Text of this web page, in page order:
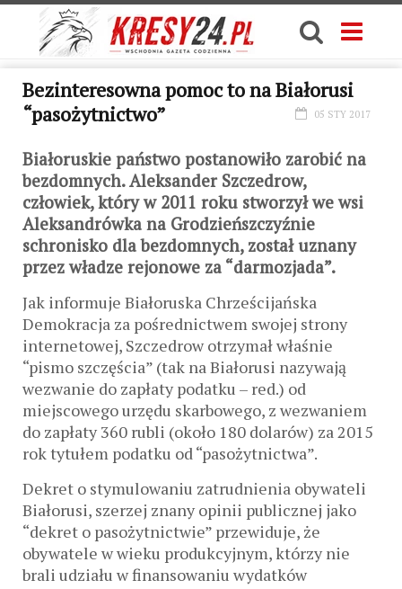
Bezinteresowna pomoc to na Białorusi
“pasożytnictwo”
05 STY 2017
Białoruskie państwo postanowiło zarobić na
bezdomnych. Aleksander Szczedrow,
człowiek, który w 2011 roku stworzył we wsi
Aleksandrówka na Grodzieńszczyźnie
schronisko dla bezdomnych, został uznany
przez władze rejonowe za “darmozjada”.
Jak informuje Białoruska Chrześcijańska
Demokracja za pośrednictwem swojej strony
internetowej, Szczedrow otrzymał właśnie
“pismo szczęścia” (tak na Białorusi nazywają
wezwanie do zapłaty podatku – red.) od
miejscowego urzędu skarbowego, z wezwaniem
do zapłaty 360 rubli (około 180 dolarów) za 2015
rok tytułem podatku od “pasożytnictwa”.
Dekret o stymulowaniu zatrudnienia obywateli
Białorusi, szerzej znany opinii publicznej jako
“dekret o pasożytnictwie” przewiduje, że
obywatele w wieku produkcyjnym, którzy nie
brali udziału w finansowaniu wydatków